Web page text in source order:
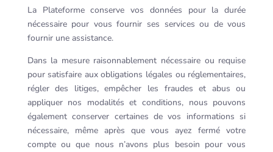
La Plateforme conserve vos données pour la durée
nécessaire pour vous fournir ses services ou de vous
fournir une assistance.
Dans la mesure raisonnablement nécessaire ou requise
pour satisfaire aux obligations légales ou réglementaires,
régler des litiges, empêcher les fraudes et abus ou
appliquer nos modalités et conditions, nous pouvons
également conserver certaines de vos informations si
nécessaire, même après que vous ayez fermé votre
compte ou que nous n’avons plus besoin pour vous